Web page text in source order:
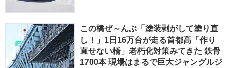
この橋ぜ～んぶ「塗装剥がして塗り直
し！」1日16万台が走る首都高「作り
直せない橋」老朽化対策みてきた 鉄骨
1700本 現場はまるで巨大ジャングルジ